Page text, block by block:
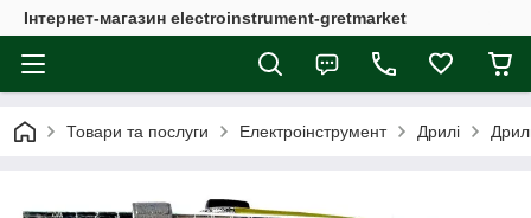
Інтернет-магазин electroinstrument-gretmarket
Товари та послуги Електроінструмент Дрилі